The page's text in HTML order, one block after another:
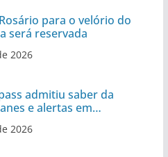
para o velório do
será reservada
2026
admitiu saber da
e alertas em
2026